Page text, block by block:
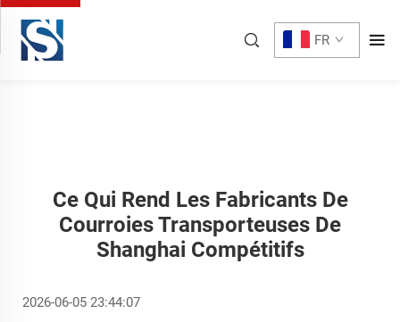
FR
Ce Qui Rend Les Fabricants De
Courroies Transporteuses De
Shanghai Compétitifs
2026-06-05 23:44:07